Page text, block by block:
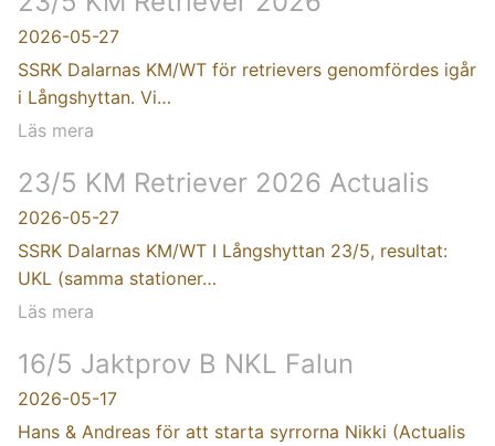
2026-05-27
SSRK Dalarnas KM/WT för retrievers genomfördes igår
i Långshyttan. Vi…
Läs mera
23/5 KM Retriever 2026 Actualis
2026-05-27
SSRK Dalarnas KM/WT I Långshyttan 23/5, resultat:
UKL (samma stationer…
Läs mera
16/5 Jaktprov B NKL Falun
2026-05-17
Hans & Andreas för att starta syrrorna Nikki (Actualis